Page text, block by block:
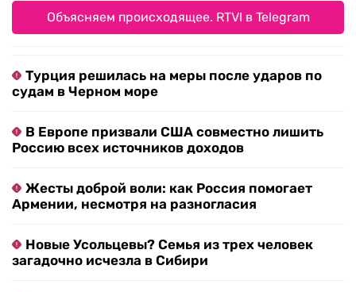
Объясняем происходящее. RTVI в Telegram
Турция решилась на меры после ударов по
судам в Черном море
В Европе призвали США совместно лишить
Россию всех источников доходов
Жесты доброй воли: как Россия помогает
Армении, несмотря на разногласия
Новые Усольцевы? Семья из трех человек
загадочно исчезла в Сибири